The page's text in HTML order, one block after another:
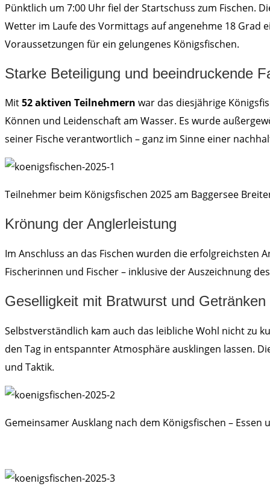
Pünktlich um 7:00 Uhr fiel der Startschuss zum Fischen.
Wetter im Laufe des Vormittags auf angenehme 18
Voraussetzungen für ein gelungenes Königsfischen.
Starke Beteiligung und beeindruckende
Mit52 aktiven Teilnehmern war das diesjährige
Können und Leidenschaft am Wasser. Es wurde
seiner Fische verantwortlich – ganz im Sinne einer
Teilnehmer beim Königsfischen 2025 am Baggersee
Krönung der Anglerleistung
Im Anschluss an das Fischen wurden die erfolgreichsten
Fischerinnen und Fischer – inklusive der Auszeichnung
Geselligkeit mit Bratwurst und Getränken
Selbstverständlich kam auch das leibliche Wohl nicht zu
den Tag in entspannter Atmosphäre ausklingen lassen.
und Taktik.
Gemeinsamer Ausklang nach dem Königsfischen –